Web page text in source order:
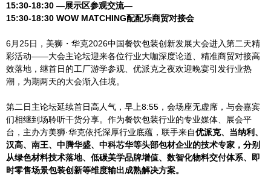
15:30-18:30 —展示区参观交流—
15:30-18:30 WOW MATCHING配配乐商贸对接会
6月25日，美狮・华克2026中国餐饮包装创新发展大会进入第二天精
彩活动——大会主论坛迎来各位行业大咖深度论道、精准商贸对接高
效落地，继首日的工厂游学参观、优派克之夜欢迎晚宴引发行业热
潮，为期两天的大会渐入佳境。
第二日主论坛延续首日高人气，早上8:55，会场座无虚席，与会嘉宾
们相继到场聆听干货分享。作为餐饮包装行业的专业媒体、展会平
台，主办方美狮·华克依托深厚行业底蕴，联手来自优派克、当纳利、
汉高、南王、中腾华盛、中科芯华等头部包材企业的技术专家，分别
从绿色材料技术落地、低碳美学品牌增值、数智化物料交付体系、即
时零售场景包装创新等维度输出成熟解决方案。